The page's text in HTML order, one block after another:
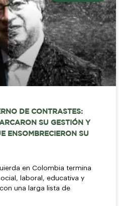
DE CONTRASTES:
SU GESTIÓN Y
ENSOMBRECIERON SU
en Colombia termina
laboral, educativa y
una larga lista de